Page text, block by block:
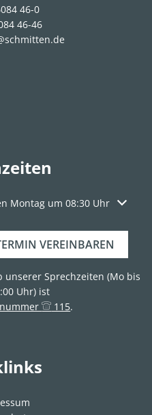
46-0
46-46
oder Schließzeiten
Montag um 08:30 Uhr
VEREINBAREN
Sprechzeiten (Mo bis
Uhr) ist
115.